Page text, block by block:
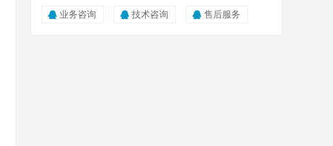
业务咨询 技术咨询 售后服务